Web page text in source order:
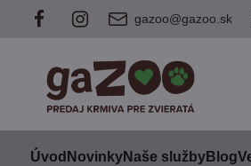
gazoo@gazoo.sk
Úvod NovinkyNaše službyBlog